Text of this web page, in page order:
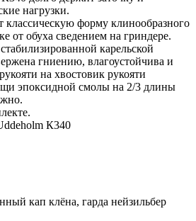
нагрузки.
классическую форму клинообразного
от обуха сведением на гриндере.
карельской
гниению, влагоустойчива и
на хвостовик рукояти
эпоксидной смолы на 2/3 длины
К340
кап клёна, гарда нейзильбер